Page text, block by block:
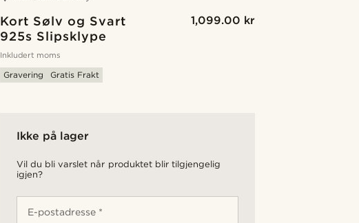
Kort Sølv og Svart
925s Slipsklype
1,099.00 kr
Inkludert moms
Gravering Gratis Frakt
Ikke på lager
Vil du bli varslet når produktet blir tilgjengelig
igjen?
E-postadresse *